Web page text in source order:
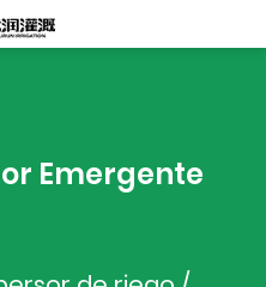
Emergente